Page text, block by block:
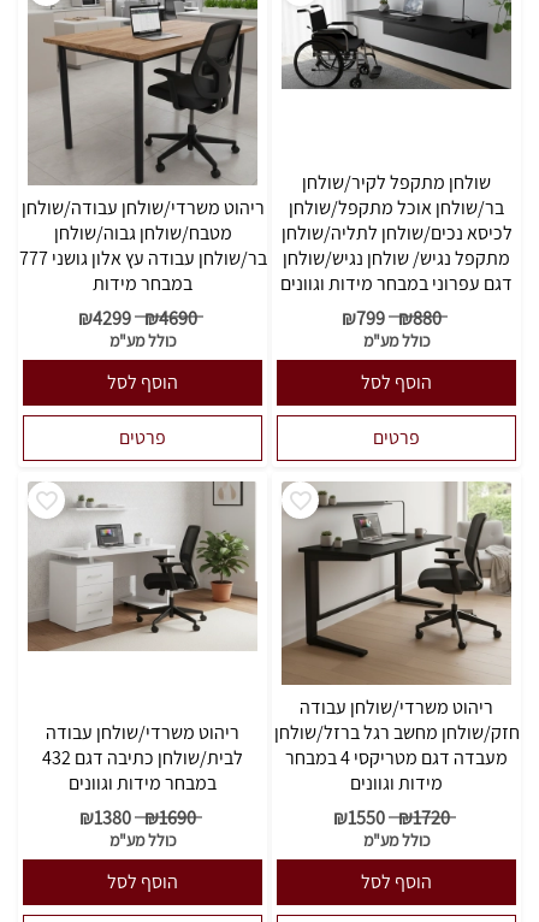
שולחן מתקפל לקיר/שולחן
בר/שולחן אוכל מתקפל/שולחן
לכיסא נכים/שולחן לתליה/שולחן
מתקפל נגיש/ שולחן נגיש/שולחן
דגם עפרוני במבחר מידות וגוונים
₪880
₪799
כולל מע"מ
הוסף לסל
פרטים
ריהוט משרדי/שולחן עבודה/שולחן
מטבח/שולחן גבוה/שולחן
בר/שולחן עבודה עץ אלון גושני 777
במבחר מידות
₪4690
₪4299
כולל מע"מ
הוסף לסל
פרטים
ריהוט משרדי/שולחן עבודה
חזק/שולחן מחשב רגל ברזל/שולחן
מעבדה דגם מטריקסי 4 במבחר
מידות וגוונים
₪1720
₪1550
כולל מע"מ
הוסף לסל
ריהוט משרדי/שולחן עבודה
לבית/שולחן כתיבה דגם 432
במבחר מידות וגוונים
₪1690
₪1380
כולל מע"מ
הוסף לסל